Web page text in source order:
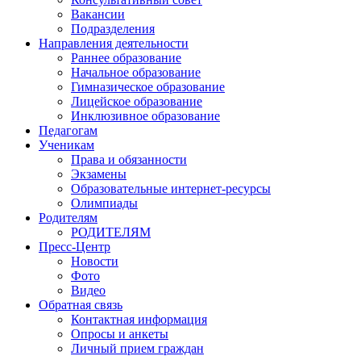
Вакансии
Подразделения
Направления деятельности
Раннее образование
Начальное образование
Гимназическое образование
Лицейское образование
Инклюзивное образование
Педагогам
Ученикам
Права и обязанности
Экзамены
Образовательные интернет-ресурсы
Олимпиады
Родителям
РОДИТЕЛЯМ
Пресс-Центр
Новости
Фото
Видео
Обратная связь
Контактная информация
Опросы и анкеты
Личный прием граждан